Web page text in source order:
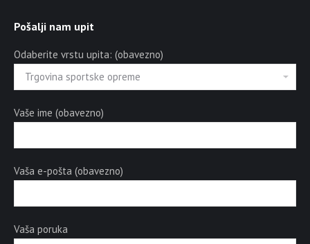
Pošalji nam upit
Odaberite vrstu upita: (obavezno)
Vaše ime (obavezno)
Vaša e-pošta (obavezno)
Vaša poruka